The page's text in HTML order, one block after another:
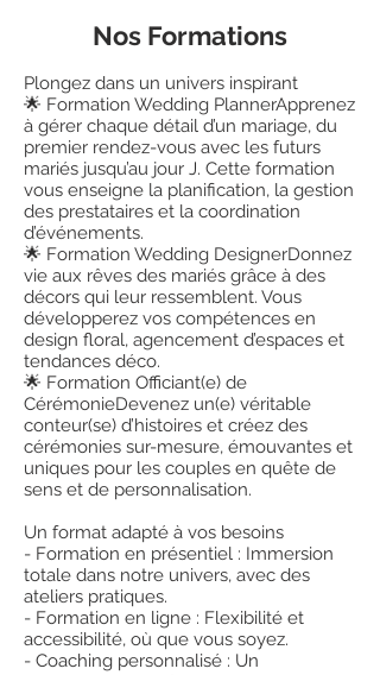
Nos Formations
Plongez dans un univers inspirant
🌟 Formation Wedding PlannerApprenez
à gérer chaque détail d’un mariage, du
premier rendez-vous avec les futurs
mariés jusqu’au jour J. Cette formation
vous enseigne la planification, la gestion
des prestataires et la coordination
d’événements.
🌟 Formation Wedding DesignerDonnez
vie aux rêves des mariés grâce à des
décors qui leur ressemblent. Vous
développerez vos compétences en
design floral, agencement d’espaces et
tendances déco.
🌟 Formation Officiant(e) de
CérémonieDevenez un(e) véritable
conteur(se) d’histoires et créez des
cérémonies sur-mesure, émouvantes et
uniques pour les couples en quête de
sens et de personnalisation.
Un format adapté à vos besoins
- Formation en présentiel : Immersion
totale dans notre univers, avec des
ateliers pratiques.
- Formation en ligne : Flexibilité et
accessibilité, où que vous soyez.
- Coaching personnalisé : Un